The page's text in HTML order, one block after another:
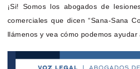
¡Si! Somos los abogados de
comerciales que dicen “Sana-Sana
llámenos y vea cómo podemos